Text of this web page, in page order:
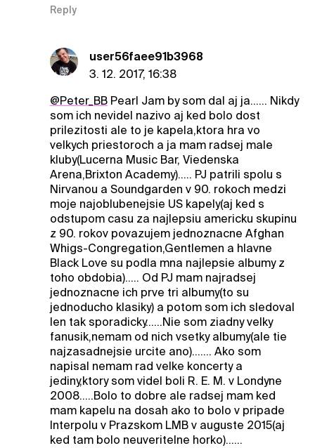
Reply
user56faee91b3968
3. 12. 2017, 16:38
@Peter_BBPearl Jam by som dal aj ja...... Nikdy
som ich nevidel nazivo aj ked bolo dost
prilezitosti ale to je kapela,ktora hra vo
velkych priestoroch a ja mam radsej male
kluby(Lucerna Music Bar, Viedenska
Arena,Brixton Academy)..... PJ patrili spolu s
Nirvanou a Soundgarden v 90. rokoch medzi
moje najoblubenejsie US kapely(aj ked s
odstupom casu za najlepsiu americku skupinu
z 90. rokov povazujem jednoznacne Afghan
Whigs-Congregation,Gentlemen a hlavne
Black Love su podla mna najlepsie albumy z
toho obdobia)..... Od PJ mam najradsej
jednoznacne ich prve tri albumy(to su
jednoducho klasiky) a potom som ich sledoval
len tak sporadicky......Nie som ziadny velky
fanusik,nemam od nich vsetky albumy(ale tie
najzasadnejsie urcite ano)....... Ako som
napisal nemam rad velke koncerty a
jediny,ktory som videl boli R. E. M. v Londyne
2008.....Bolo to dobre ale radsej mam ked
mam kapelu na dosah ako to bolo v pripade
Interpolu v Prazskom LMB v auguste 2015(aj
ked tam bolo neuveritelne horko)......